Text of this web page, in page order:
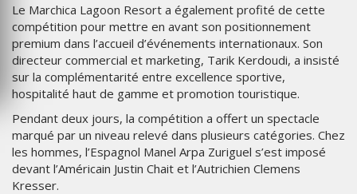
Le Marchica Lagoon Resort a également profité de cette
compétition pour mettre en avant son positionnement
premium dans l’accueil d’événements internationaux. Son
directeur commercial et marketing, Tarik Kerdoudi, a insisté
sur la complémentarité entre excellence sportive,
hospitalité haut de gamme et promotion touristique.
Pendant deux jours, la compétition a offert un spectacle
marqué par un niveau relevé dans plusieurs catégories. Chez
les hommes, l’Espagnol Manel Arpa Zuriguel s’est imposé
devant l’Américain Justin Chait et l’Autrichien Clemens
Kresser.